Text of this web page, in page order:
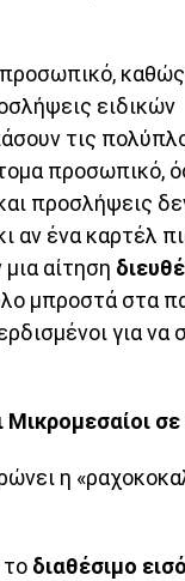
προσωπικό,
ειδικών
τις
προσωπικό,
προσλήψεις
αν ένα καρτέλ
αίτηση
μπροστά στα
για να
η
διαθέσιμο